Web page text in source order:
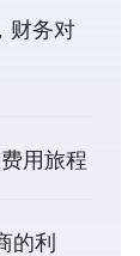
财务对
用旅程
的利